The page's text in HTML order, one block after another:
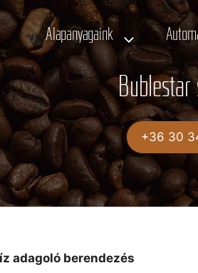
Alapanyagaink
Bublestar
+36 30
adagoló berendezés